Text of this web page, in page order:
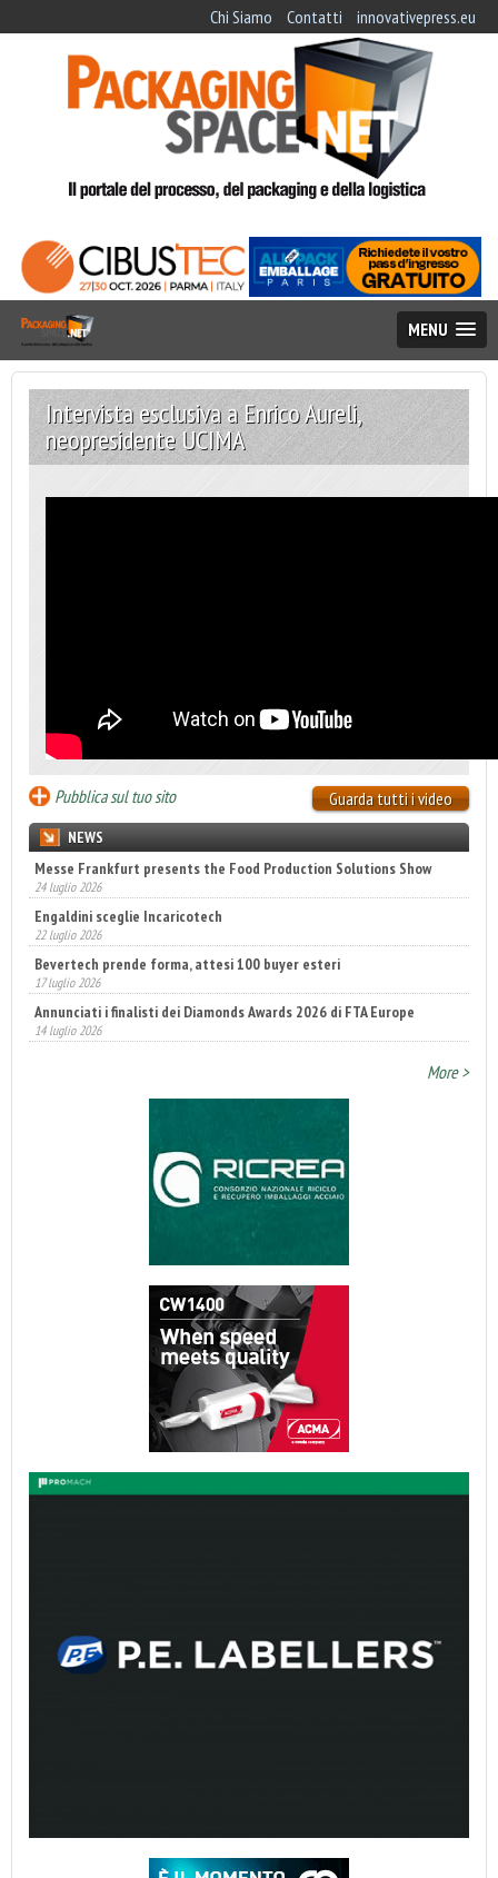
Chi Siamo Contatti innovativepress.eu
MENU
Intervista esclusiva a Enrico Aureli,
neopresidente UCIMA
Pubblica sul tuo sito Guarda tutti i video
NEWS
Messe Frankfurt presents the Food Production Solutions Show
24 luglio 2026
Engaldini sceglie Incaricotech
22 luglio 2026
Bevertech prende forma, attesi 100 buyer esteri
17 luglio 2026
Annunciati i finalisti dei Diamonds Awards 2026 di FTA Europe
14 luglio 2026
Fatturato record per l'industria cosmetica in Italia
More >